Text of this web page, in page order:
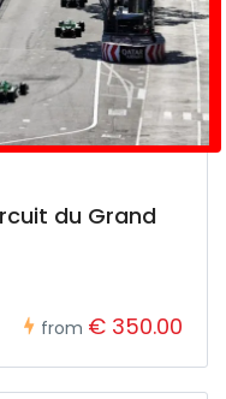
du Grand
from € 350.00